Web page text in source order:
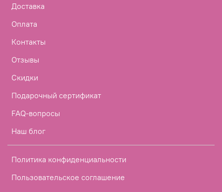
Доставка
Оплата
Контакты
Отзывы
Скидки
Подарочный сертификат
FAQ-вопросы
Наш блог
Политика конфиденциальности
Пользовательское соглашение